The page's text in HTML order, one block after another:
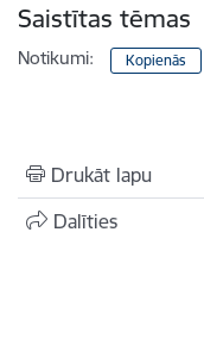
Saistītas tēmas
Notikumi: Kopienās
Drukāt lapu
Dalīties